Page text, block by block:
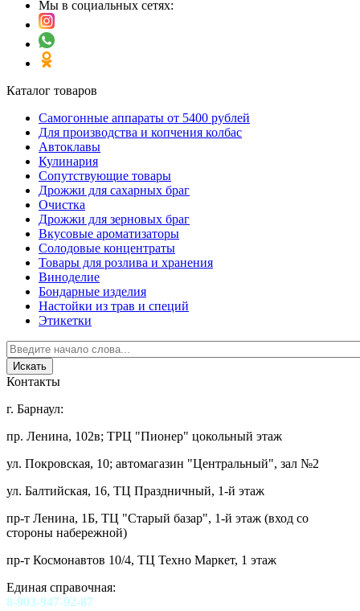
Мы в социальных сетях:
Каталог товаров
Самогонные аппараты от 5400 рублей
Для производства и копчения колбас
Автоклавы
Кулинария
Сопутствующие товары
Дрожжи для сахарных браг
Очистка
Дрожжи для зерновых браг
Вкусовые ароматизаторы
Солодовые концентраты
Товары для розлива и хранения
Виноделие
Бондарные изделия
Настойки из трав и специй
Этикетки
Контакты
г. Барнаул:
пр. Ленина, 102в; ТРЦ "Пионер" цокольный этаж
ул. Покровская, 10; автомагазин "Центральный", зал №2
ул. Балтийская, 16, ТЦ Праздничный, 1-й этаж
пр-т Ленина, 1Б, ТЦ "Старый базар", 1-й этаж (вход со
стороны набережной)
пр-т Космонавтов 10/4, ТЦ Техно Маркет, 1 этаж
Единая справочная:
8-903-947-92-87